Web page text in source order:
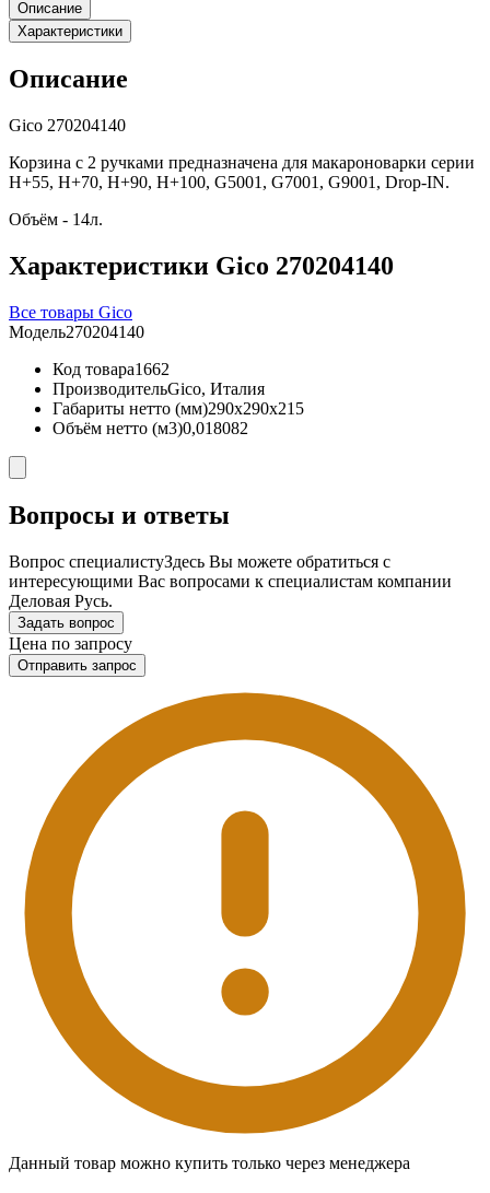
Описание
Характеристики
Описание
Gico 270204140
Корзина с 2 ручками предназначена для макароноварки серии
H+55, H+70, H+90, H+100, G5001, G7001, G9001, Drop-IN.
Объём - 14л.
Характеристики Gico 270204140
Все товары Gico
Модель270204140
Код товара1662
ПроизводительGico, Италия
Габариты нетто (мм)290x290x215
Объём нетто (м3)0,018082
Вопросы и ответы
Вопрос специалистуЗдесь Вы можете обратиться с
интересующими Вас вопросами к специалистам компании
Деловая Русь.
Задать вопрос
Цена по запросу
Отправить запрос
Данный товар можно купить только через менеджера